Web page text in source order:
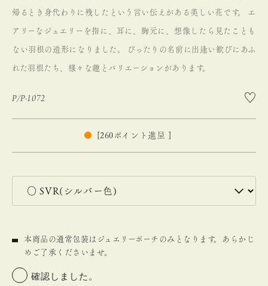
帰るとき身代わりに残したという言い伝えがある美しい花です。 エ
アリーなジュエリーを指に、耳に、胸元に、想像したら見たことも
ない羽根の造形になりました。 ぴったりの名前に出逢い歓びにあふ
れた羽根たち、様々な趣とバリエーションがあります。
P/P-1072
260 ポイント進呈 ]
本商品の通常包装はジュエリーポーチのみとなります。あらかじ
めご了承くださいませ。
確認しました。